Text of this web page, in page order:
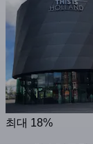
최대 18%